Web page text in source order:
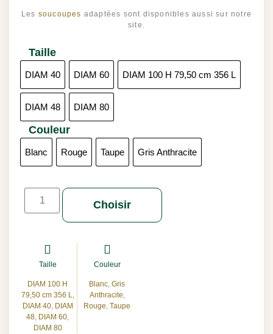
Les soucoupes adaptées sont disponibles aussi sur notre
site.
Taille
DIAM 40 DIAM 60 DIAM 100 H 79,50 cm 356 L
DIAM 48 DIAM 80
Couleur
Blanc Rouge Taupe Gris Anthracite
Choisir
Taille
DIAM 100 H
79,50 cm 356 L
DIAM 40, DIAM
48 DIAM 60
DIAM 80
Couleur
Blanc Gris
Anthracite
Rouge Taupe